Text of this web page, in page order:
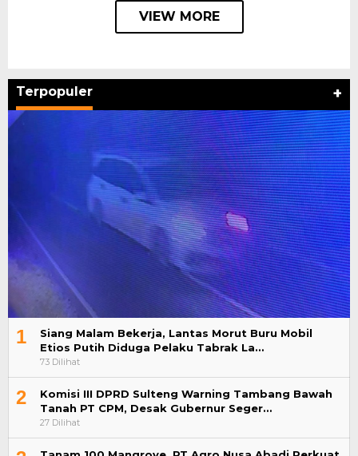
VIEW MORE
Terpopuler +
1
Siang Malam Bekerja, Lantas Morut Buru Mobil
Etios Putih Diduga Pelaku Tabrak La…
73 Dilihat
2
Komisi III DPRD Sulteng Warning Tambang Bawah
Tanah PT CPM, Desak Gubernur Seger…
27 Dilihat